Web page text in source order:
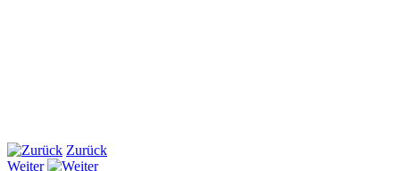
Zurück
Weiter